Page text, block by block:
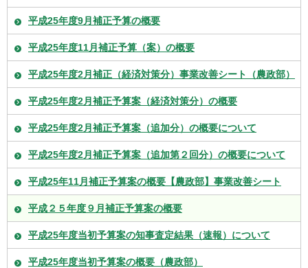
平成25年度9月補正予算の概要
平成25年度11月補正予算（案）の概要
平成25年度2月補正（経済対策分）事業改善シート（農政部）
平成25年度2月補正予算案（経済対策分）の概要
平成25年度2月補正予算案（追加分）の概要について
平成25年度2月補正予算案（追加第２回分）の概要について
平成25年11月補正予算案の概要【農政部】事業改善シート
平成２５年度９月補正予算案の概要
平成25年度当初予算案の知事査定結果（速報）について
平成25年度当初予算案の概要（農政部）